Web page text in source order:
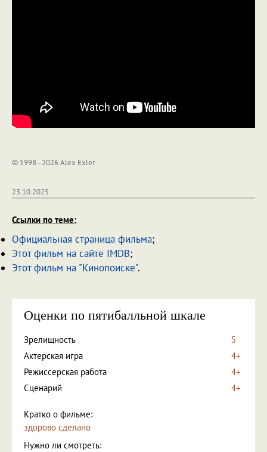
© 1998–2026 Alex Exler
23.10.2025
Ссылки по теме:
Официальная страница фильма;
Этот фильм на сайте IMDB;
Этот фильм на "Кинопоиске".
Оценки по пятибалльной шкале
Зрелищность
5
Актерская игра
4+
Режиссерская работа
4+
Сценарий
4+
Кратко о фильме:
здорово сделано
Нужно ли смотреть: